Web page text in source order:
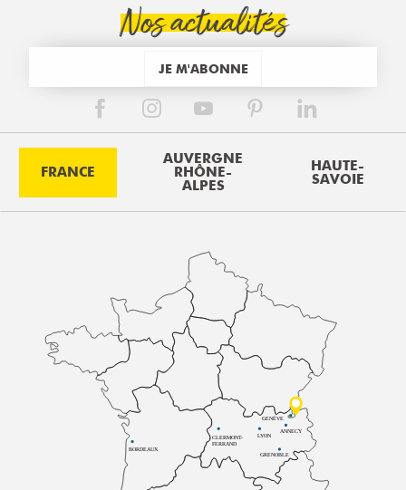
Nos actualités
JE M'ABONNE
FRANCE
AUVERGNE
RHÔNE-
ALPES
HAUTE-
SAVOIE
BORDEAUX
CLERMONT-
FERRAND
LYON
ANNECY
GRENOBLE
GENÈVE